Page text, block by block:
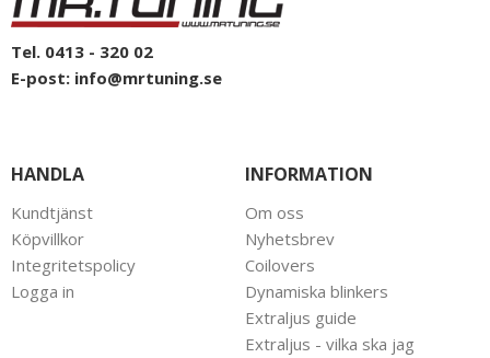
Tel. 0413 - 320 02
E-post: info@mrtuning.se
HANDLA
Kundtjänst
Köpvillkor
Integritetspolicy
Logga in
INFORMATION
Om oss
Nyhetsbrev
Coilovers
Dynamiska blinkers
Extraljus guide
Extraljus - vilka ska jag